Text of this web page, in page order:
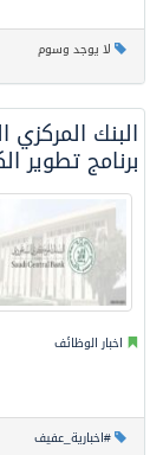
لا يوجد وسوم
البنك
برنامج تطوير
اخبار الوظائف
#اخبارية_عفيف